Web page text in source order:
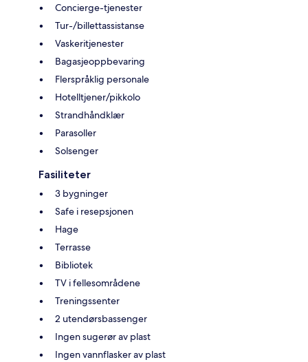
Concierge-tjenester
Tur-/billettassistanse
Vaskeritjenester
Bagasjeoppbevaring
Flerspråklig personale
Hotelltjener/pikkolo
Strandhåndklær
Parasoller
Solsenger
Fasiliteter
3 bygninger
Safe i resepsjonen
Hage
Terrasse
Bibliotek
TV i fellesområdene
Treningssenter
2 utendørsbassenger
Ingen sugerør av plast
Ingen vannflasker av plast